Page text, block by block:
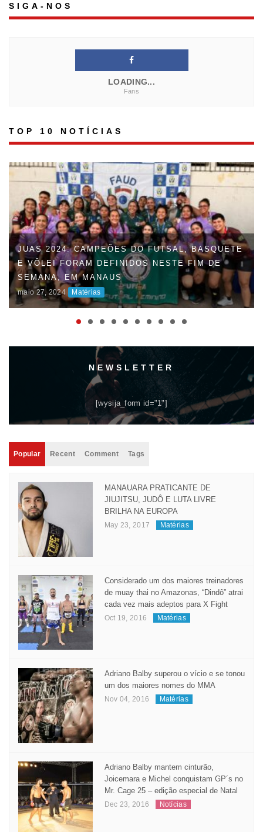
SIGA-NOS
LOADING...
Fans
TOP 10 NOTÍCIAS
JUAS 2024: CAMPEÕES DO FUTSAL, BASQUETE
E VÔLEI FORAM DEFINIDOS NESTE FIM DE
SEMANA, EM MANAUS
maio 27, 2024 Matérias
NEWSLETTER
[wysija_form id="1"]
Popular Recent Comment Tags
MANAUARA PRATICANTE DE
JIUJITSU, JUDÔ E LUTA LIVRE
BRILHA NA EUROPA
May 23, 2017 Matérias
Considerado um dos maiores treinadores
de muay thai no Amazonas, “Dindô” atrai
cada vez mais adeptos para X Fight
Oct 19, 2016 Matérias
Adriano Balby superou o vício e se tonou
um dos maiores nomes do MMA
Nov 04, 2016 Matérias
Adriano Balby mantem cinturão,
Joicemara e Michel conquistam GP´s no
Mr. Cage 25 – edição especial de Natal
Dec 23, 2016 Notícias